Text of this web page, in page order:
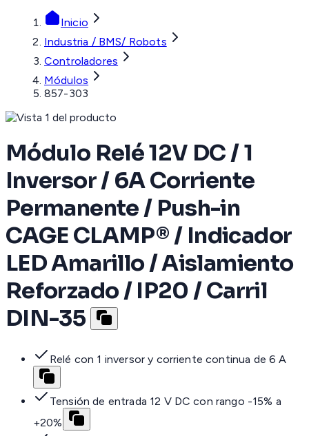
Inicio
Industria / BMS/ Robots
Controladores
Módulos
857-303
Módulo Relé 12V DC / 1
Inversor / 6A Corriente
Permanente / Push-in
CAGE CLAMP® / Indicador
LED Amarillo / Aislamiento
Reforzado / IP20 / Carril
DIN-35
Relé con 1 inversor y corriente continua de 6 A
Tensión de entrada 12 V DC con rango -15% a
+20%